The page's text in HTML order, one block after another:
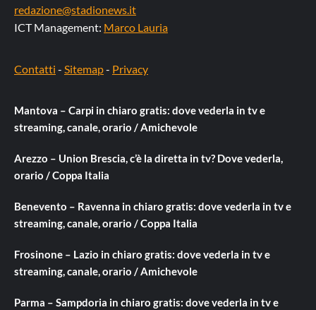
redazione@stadionews.it
ICT Management: Marco Lauria
Contatti - Sitemap- Privacy
Mantova – Carpi in chiaro gratis: dove vederla in tv e
streaming, canale, orario / Amichevole
Arezzo – Union Brescia, c’è la diretta in tv? Dove vederla,
orario / Coppa Italia
Benevento – Ravenna in chiaro gratis: dove vederla in tv e
streaming, canale, orario / Coppa Italia
Frosinone – Lazio in chiaro gratis: dove vederla in tv e
streaming, canale, orario / Amichevole
Parma – Sampdoria in chiaro gratis: dove vederla in tv e